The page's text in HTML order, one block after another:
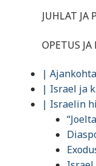
JUHLAT JA
OPETUS JA
|
| Israel ja
| Israelin